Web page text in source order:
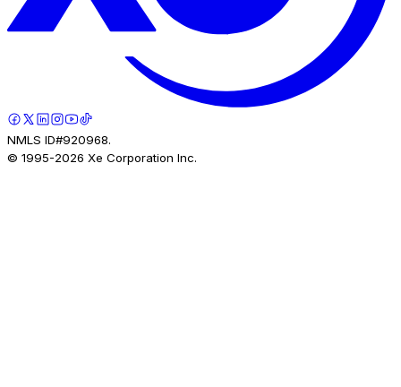
NMLS ID#920968.
© 1995-2026 Xe Corporation Inc.